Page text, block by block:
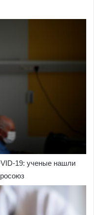
19: ученые нашли